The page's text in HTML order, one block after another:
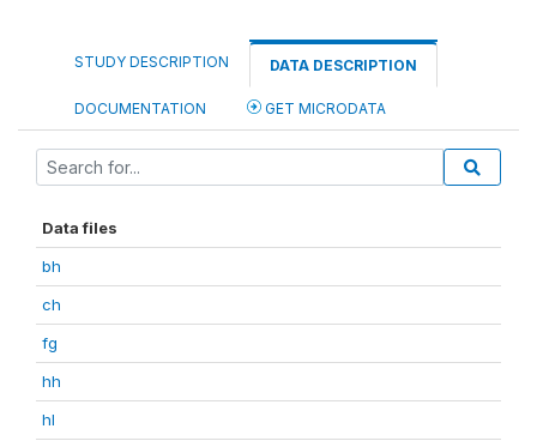
STUDY DESCRIPTION DATA DESCRIPTION
DOCUMENTATION GET MICRODATA
Data files
bh
ch
fg
hh
hl